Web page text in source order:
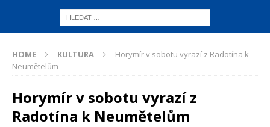
HOME KULTURA
Horymír v sobotu vyrazí z Radotína k
Neumětelům
Horymír v sobotu vyrazí z
Radotína k Neumětelům